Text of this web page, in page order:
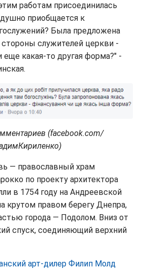
работам присоединилась
приобщается к
Была предложена
служителей церкви -
еще какая-то другая форма?" -
(facebook.com/
— православный храм
по проекту архитектора
в 1754 году на Андреевской
крутом правом берегу Днепра,
города — Подолом. Вниз от
спуск, соединяющий верхний
арт-дилер Филип Молд